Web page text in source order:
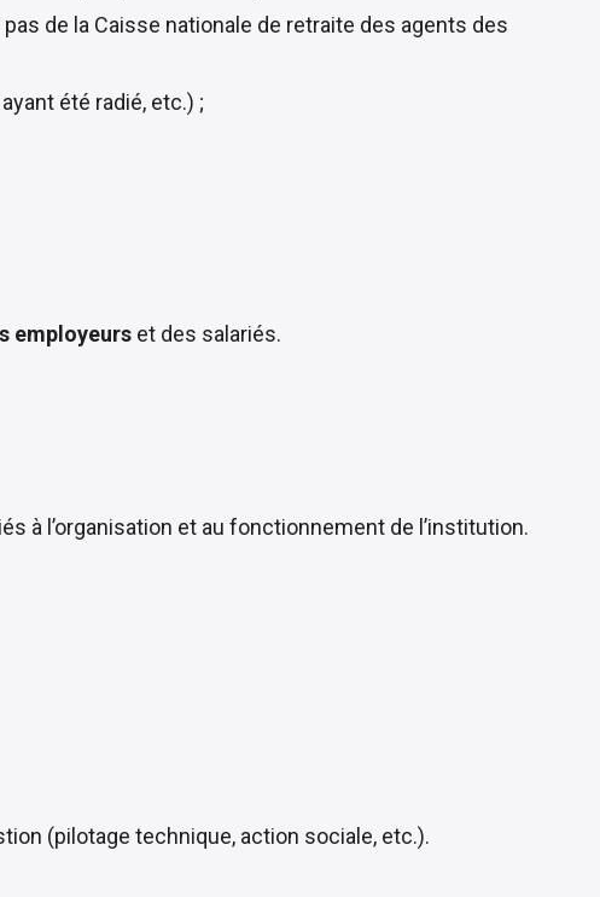
de la Caisse nationale de retraite des agents des
été radié, etc.) ;
employeurs et des salariés.
liés à l’organisation et au fonctionnement de l’institution.
(pilotage technique, action sociale, etc.).